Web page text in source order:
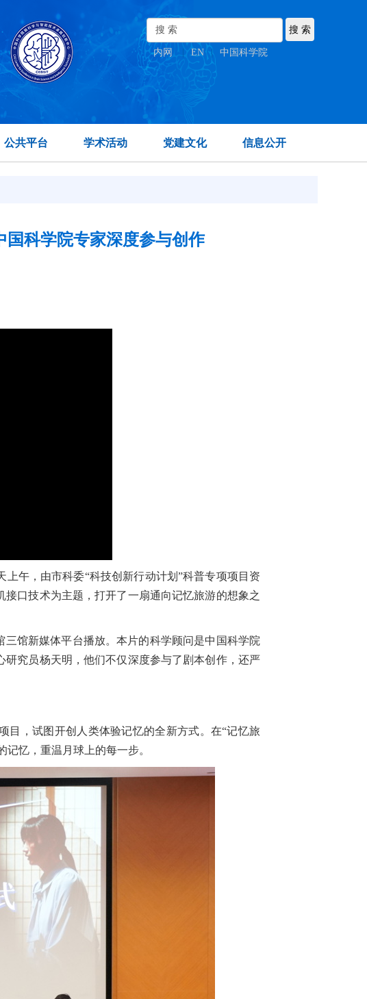
内网 EN | 中国科学院
公共平台 学术活动 党建文化 信息公开
国科学院专家深度参与创作
午，由市科委“科技创新行动计划”科普专项项目资
口技术为主题，打开了一扇通向记忆旅游的想象之
馆新媒体平台播放。本片的科学顾问是中国科学院
研究员杨天明，他们不仅深度参与了剧本创作，还严
，试图开创人类体验记忆的全新方式。在“记忆旅
忆，重温月球上的每一步。